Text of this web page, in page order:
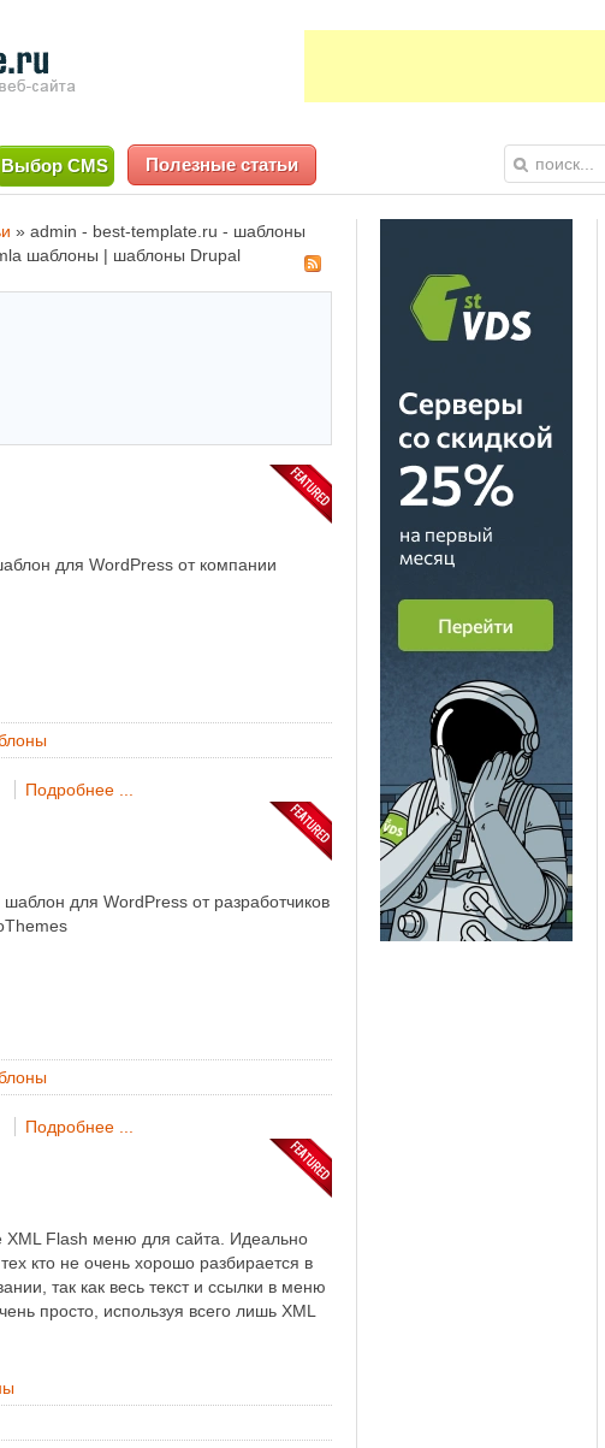
Выбор CMS Полезные статьи
» admin - best-template.ru - шаблоны
шаблоны | шаблоны Drupal
для WordPress от компании
Подробнее ...
для WordPress от разработчиков
Подробнее ...
Flash меню для сайта. Идеально
кто не очень хорошо разбирается в
так как весь текст и ссылки в меню
просто, используя всего лишь XML